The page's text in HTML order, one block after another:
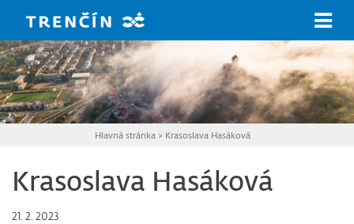
Hlavná stránka > Krasoslava Hasáková
Krasoslava Hasáková
21. 2. 2023